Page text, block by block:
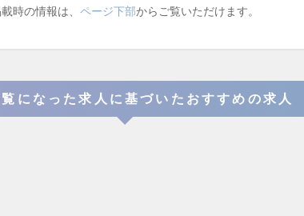
時の情報は、 ページ下部からご覧いただけます。
になった求人に基づいたおすすめの求人